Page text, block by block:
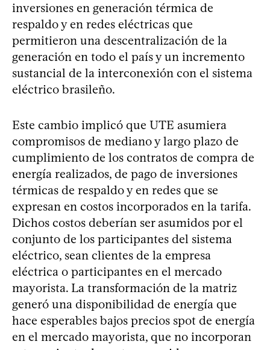
inversiones en generación térmica de
respaldo y en redes eléctricas que
permitieron una descentralización de la
generación en todo el país y un incremento
sustancial de la interconexión con el sistema
eléctrico brasileño.
Este cambio implicó que UTE asumiera
compromisos de mediano y largo plazo de
cumplimiento de los contratos de compra de
energía realizados, de pago de inversiones
térmicas de respaldo y en redes que se
expresan en costos incorporados en la tarifa.
Dichos costos deberían ser asumidos por el
conjunto de los participantes del sistema
eléctrico, sean clientes de la empresa
eléctrica o participantes en el mercado
mayorista. La transformación de la matriz
generó una disponibilidad de energía que
hace esperables bajos precios spot de energía
en el mercado mayorista, que no incorporan